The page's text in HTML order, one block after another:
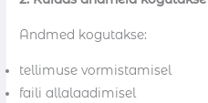
Andmed kogutakse:
tellimuse vormistamisel
faili allalaadimisel